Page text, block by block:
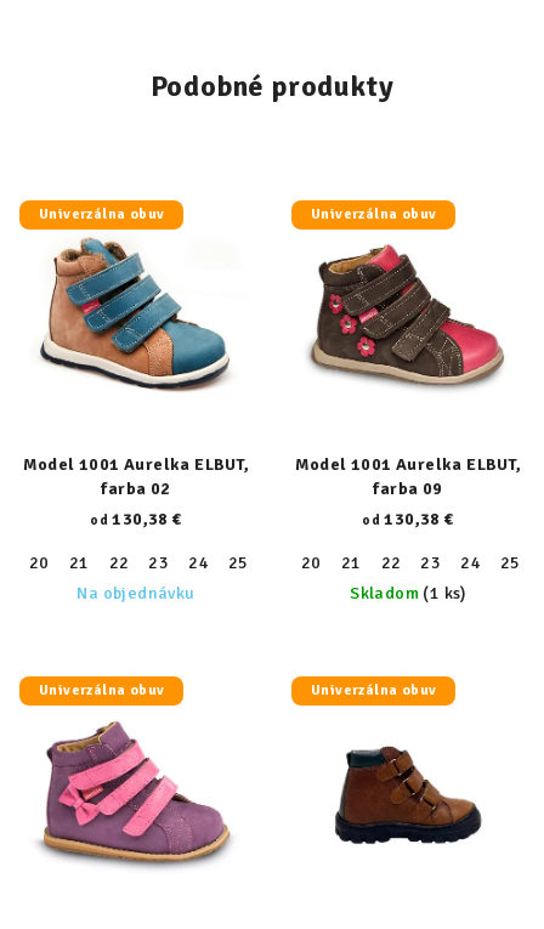
Podobné produkty
Univerzálna obuv
Model 1001 Aurelka ELBUT,
farba 02
od 130,38 €
20 21 22 23 24 25 27 28 29 30 31
32
Na objednávku
Univerzálna obuv
Model 1001 Aurelka ELBUT,
farba 09
od 130,38 €
20 21 22 23 24 25
Skladom (1 ks)
Univerzálna obuv Univerzálna obuv